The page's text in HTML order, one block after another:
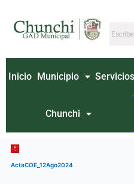
contenido
Inicio Municipio Servicios
Chunchi
ActaCOE_12Ago2024